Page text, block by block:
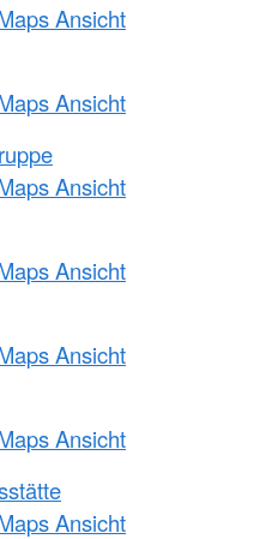
Ansicht
Ansicht
Ansicht
Ansicht
Ansicht
Ansicht
Ansicht